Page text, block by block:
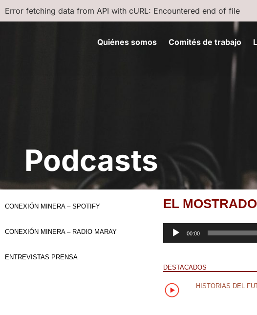
Error fetching data from API with cURL: Encountered end of file
Quiénes somos Comités de trabajo
Podcasts
CONEXIÓN MINERA – SPOTIFY
CONEXIÓN MINERA – RADIO MARAY
ENTREVISTAS PRENSA
EL
Reproductor
de
00:00
DESTACADOS
HISTORIAS DEL